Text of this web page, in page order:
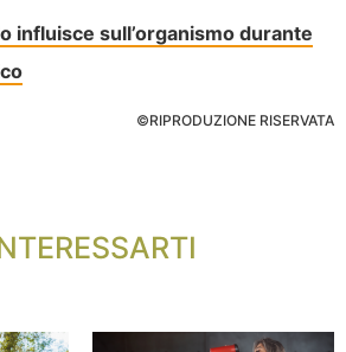
influisce sull’organismo durante
©RIPRODUZIONE RISERVATA